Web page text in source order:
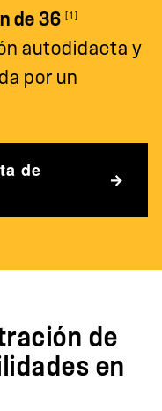
de 36 [1]
autodidacta y
por un
de
de
en